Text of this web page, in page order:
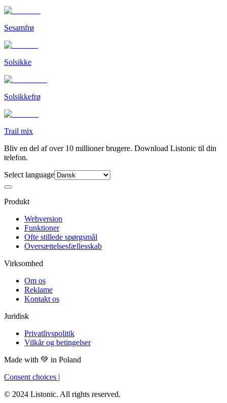
Sesamfrø
Solsikke
Solsikkefrø
Trail mix
Bliv en del af over 10 millioner brugere. Download Listonic til din
telefon.
Select language
Produkt
Webversion
Funktioner
Ofte stillede spørgsmål
Oversættelsesfællesskab
Virksomhed
Om os
Reklame
Kontakt os
Juridisk
Privatlivspolitik
Vilkår og betingelser
Made with 💚 in Poland
Consent choices |
© 2024 Listonic. All rights reserved.